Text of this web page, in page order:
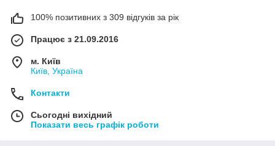
100% позитивних з 309 відгуків за рік
Працює з 21.09.2016
м. Київ
Київ, Україна
Контакти
Сьогодні вихідний
Показати весь графік роботи